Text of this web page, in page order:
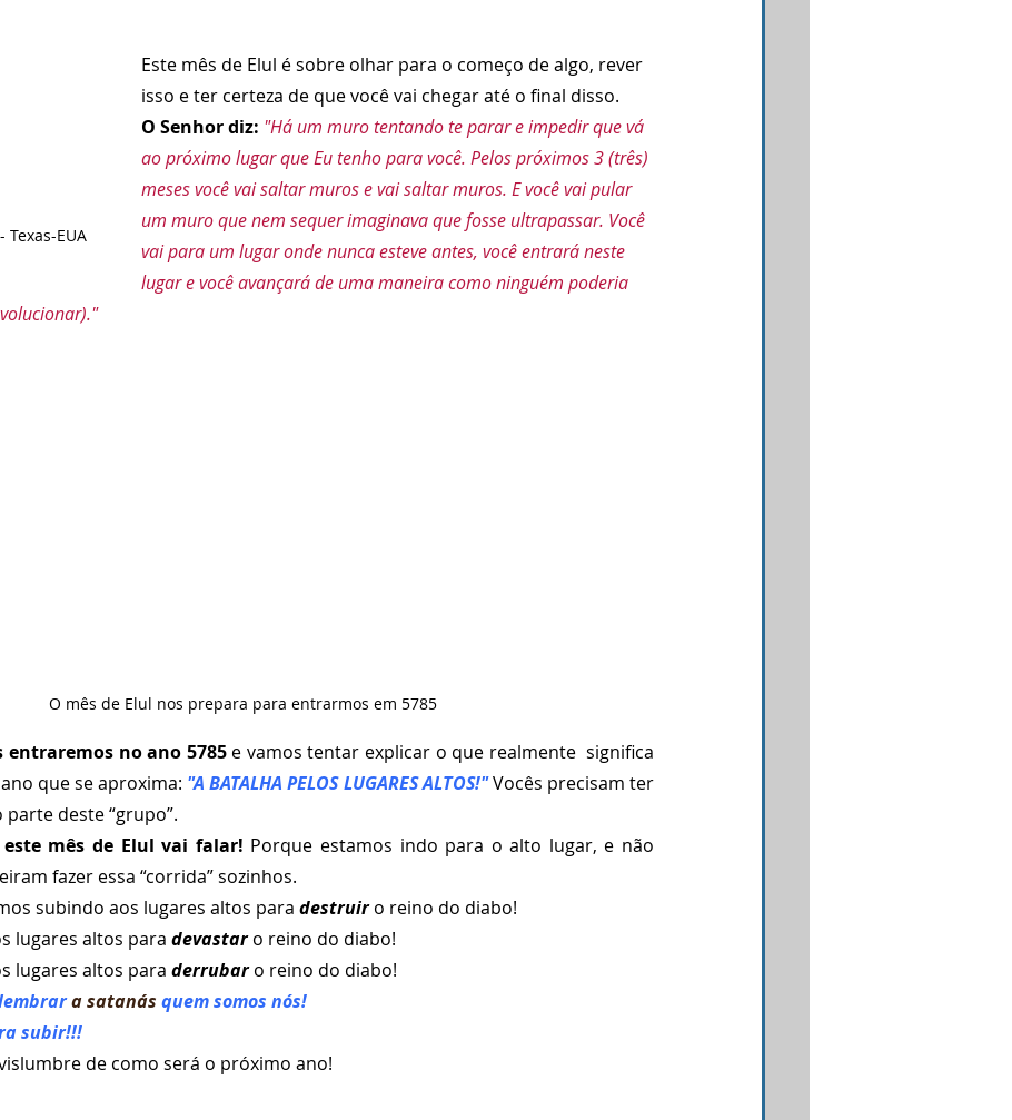
Texas-EUA
Este mês de Elul é sobre olhar para o começo de algo, rever
isso e ter certeza de que você vai chegar até o final disso.
O Senhor diz: "Há um muro tentando te parar e impedir que vá
ao próximo lugar que Eu tenho para você. Pelos próximos 3 (três)
meses você vai saltar muros e vai saltar muros. E você vai pular
um muro que nem sequer imaginava que fosse ultrapassar. Você
vai para um lugar onde nunca esteve antes, você entrará neste
lugar e você avançará de uma maneira como ninguém poderia
O mês de Elul nos prepara para entrarmos em 5785
entraremos no ano 5785 e vamos tentar explicar o que realmente  significa
que se aproxima: "A BATALHA PELOS LUGARES ALTOS!" Vocês precisam ter
deste “grupo”.
mês de Elul vai falar! Porque estamos indo para o alto lugar, e não
fazer essa “corrida” sozinhos.
subindo aos lugares altos para destruir o reino do diabo!
lugares altos para devastar o reino do diabo!
lugares altos para derrubar o reino do diabo!
a satanás quem somos nós!
subir!!!
de como será o próximo ano!